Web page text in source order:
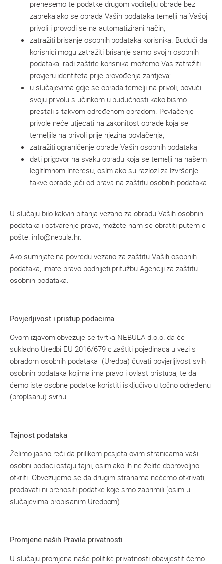
prenesemo te podatke drugom voditelju obrade bez
zapreka ako se obrada Vaših podataka temelji na Vašoj
privoli i provodi se na automatizirani način;
zatražiti brisanje osobnih podataka korisnika. Budući da
korisnici mogu zatražiti brisanje samo svojih osobnih
podataka, radi zaštite korisnika možemo Vas zatražiti
provjeru identiteta prije provođenja zahtjeva;
u slučajevima gdje se obrada temelji na privoli, povući
svoju privolu s učinkom u budućnosti kako bismo
prestali s takvom određenom obradom. Povlačenje
privole neće utjecati na zakonitost obrade koja se
temeljila na privoli prije njezina povlačenja;
zatražiti ograničenje obrade Vaših osobnih podataka
dati prigovor na svaku obradu koja se temelji na našem
legitimnom interesu, osim ako su razlozi za izvršenje
takve obrade jači od prava na zaštitu osobnih podataka.
U slučaju bilo kakvih pitanja vezano za obradu Vaših osobnih
podataka i ostvarenje prava, možete nam se obratiti putem e-
pošte: info@nebula.hr.
Ako sumnjate na povredu vezano za zaštitu Vaših osobnih
podataka, imate pravo podnijeti pritužbu Agenciji za zaštitu
osobnih podataka.
Povjerljivost i pristup podacima
Ovom izjavom obvezuje se tvrtka NEBULA d.o.o. da će
sukladno Uredbi EU 2016/679 o zaštiti pojedinaca u vezi s
obradom osobnih podataka (Uredba) čuvati povjerljivost svih
osobnih podataka kojima ima pravo i ovlast pristupa, te da
ćemo iste osobne podatke koristiti isključivo u točno određenu
(propisanu) svrhu.
Tajnost podataka
Želimo jasno reći da prilikom posjeta ovim stranicama vaši
osobni podaci ostaju tajni, osim ako ih ne želite dobrovoljno
otkriti. Obvezujemo se da drugim stranama nećemo otkrivati,
prodavati ni prenositi podatke koje smo zaprimili (osim u
slučajevima propisanim Uredbom).
Promjene naših Pravila privatnosti
U slučaju promjena naše politike privatnosti obavijestit ćemo